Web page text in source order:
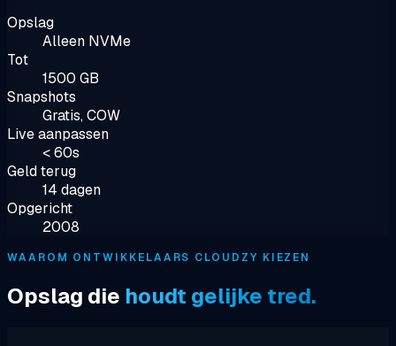
Opslag
Alleen NVMe
Tot
1500 GB
Snapshots
Gratis, COW
Live aanpassen
< 60s
Geld terug
14 dagen
Opgericht
2008
WAAROM ONTWIKKELAARS CLOUDZY KIEZEN
Opslag die houdt gelijke tred.